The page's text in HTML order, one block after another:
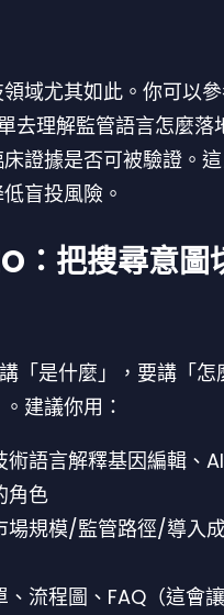
域尤其如此。你可以
去理解監管語言怎麼落
證據是否可被驗證。
盲投風險。
：把搜尋意圖
「是什麼」，要講「怎
建議你用：
術語言解釋基因編輯、
角色
場規模/監管路徑/導入
、流程圖、FAQ（這會讓